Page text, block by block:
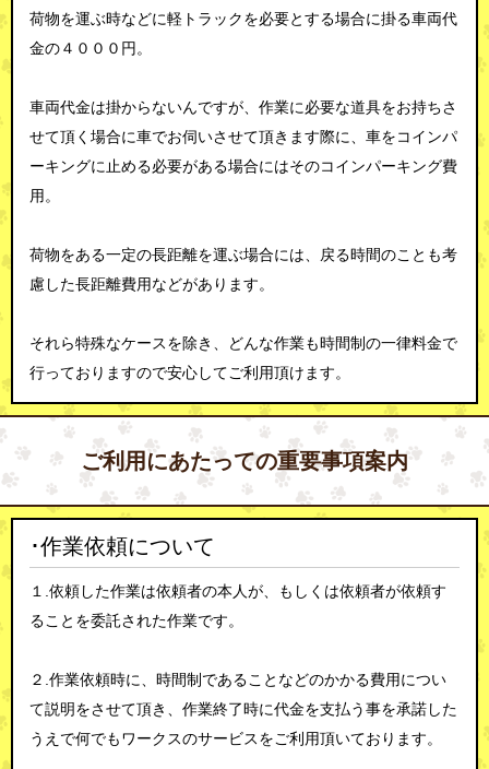
荷物を運ぶ時などに軽トラックを必要とする場合に掛る車両代
金の４０００円。
車両代金は掛からないんですが、作業に必要な道具をお持ちさ
せて頂く場合に車でお伺いさせて頂きます際に、車をコインパ
ーキングに止める必要がある場合にはそのコインパーキング費
用。
荷物をある一定の長距離を運ぶ場合には、戻る時間のことも考
慮した長距離費用などがあります。
それら特殊なケースを除き、どんな作業も時間制の一律料金で
行っておりますので安心してご利用頂けます。
ご利用にあたっての重要事項案内
･作業依頼について
１.依頼した作業は依頼者の本人が、もしくは依頼者が依頼す
ることを委託された作業です。
２.作業依頼時に、時間制であることなどのかかる費用につい
て説明をさせて頂き、作業終了時に代金を支払う事を承諾した
うえで何でもワークスのサービスをご利用頂いております。